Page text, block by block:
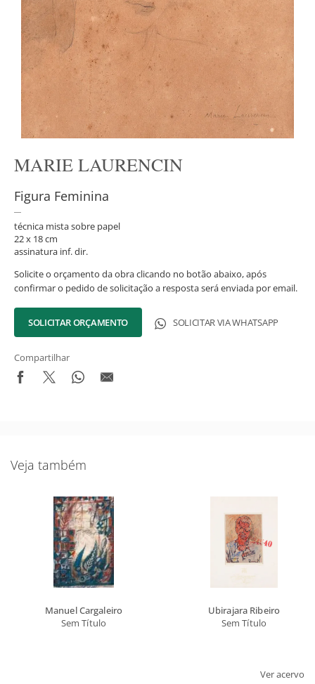
MARIE LAURENCIN
Figura Feminina
técnica mista sobre papel
22 x 18 cm
assinatura inf. dir.
Solicite o orçamento da obra clicando no botão abaixo, após
confirmar o pedido de solicitação a resposta será enviada por email.
SOLICITAR ORÇAMENTO SOLICITAR VIA WHATSAPP
Compartilhar
Veja também
Manuel Cargaleiro
Sem Título
Ubirajara Ribeiro
Sem Título
Ver acervo
próximos leilões e exposições.
Nome Completo
Email
Ao assinar, você concorda com a nossa política de privacidade.